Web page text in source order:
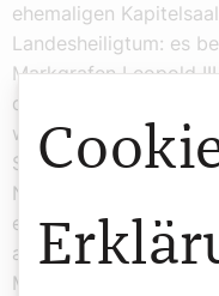
ehemaligen
Landesheiligtum: es
Markgrafen Leopold
der Aufnahme
wurden die Reliquien
Schrein gebettet.
Napoleonischen Krieg
ein neuer, diesmal
angefertigt, den man
Man fand, dass der